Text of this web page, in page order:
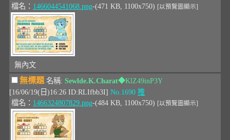
檔名： 1466044541068.png-(471 KB, 1100x750) [以預覽圖顯示]
無內文
無標題 名稱: Sewlde.K.Charat◆KlZ49inP3Y
[16/06/19(日)16:26 ID:RLIfbb3I] No.1690 推
檔名： 1466324807829.png-(484 KB, 1100x750) [以預覽圖顯示]